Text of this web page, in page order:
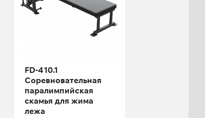
FD-410.1
Соревновательная
паралимпийская
скамья для жима
лежа